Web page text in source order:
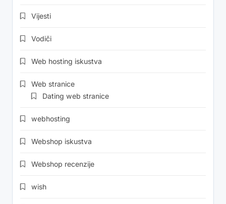
Vijesti
Vodiči
Web hosting iskustva
Web stranice
Dating web stranice
webhosting
Webshop iskustva
Webshop recenzije
wish